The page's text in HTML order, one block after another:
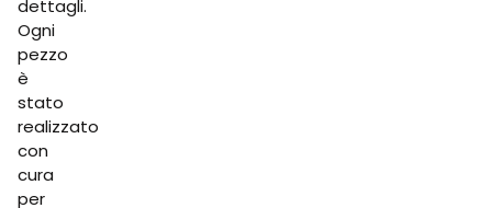
dettagli.
Ogni
pezzo
è
stato
realizzato
con
cura
per